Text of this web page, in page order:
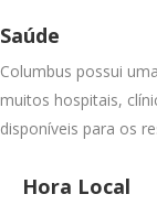
Saúde
Columbus possui
muitos hospitais,
disponíveis para os
Hora Local